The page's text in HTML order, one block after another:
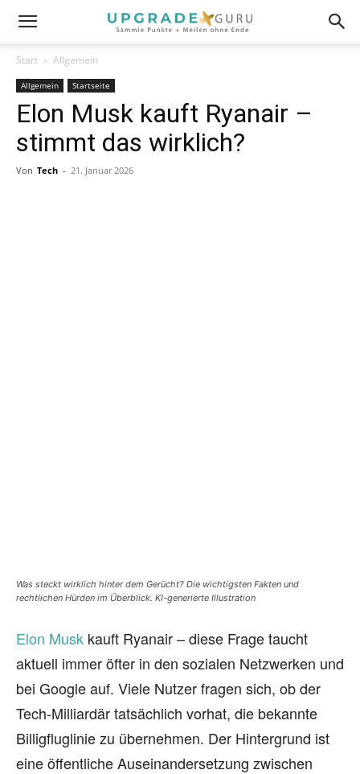
Start Allgemein
Allgemein Startseite
Elon Musk kauft Ryanair –
stimmt das wirklich?
Von Tech - 21. Januar 2026
Was steckt wirklich hinter dem Gerücht? Die wichtigsten Fakten und
rechtlichen Hürden im Überblick. KI-generierte Illustration
Elon Musk kauft Ryanair – diese Frage taucht
aktuell immer öfter in den sozialen Netzwerken und
bei Google auf. Viele Nutzer fragen sich, ob der
Tech-Milliardär tatsächlich vorhat, die bekannte
Billigfluglinie zu übernehmen. Der Hintergrund ist
eine öffentliche Auseinandersetzung zwischen